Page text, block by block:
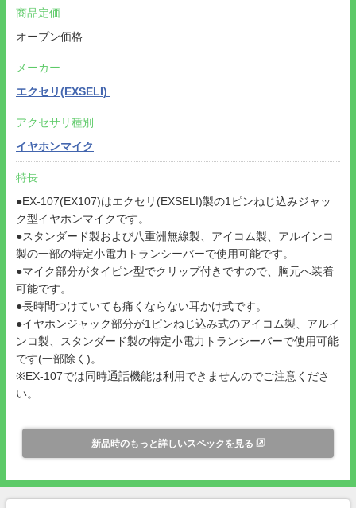
商品定価
オープン価格
メーカー
エクセリ(EXSELI)
アクセサリ種別
イヤホンマイク
特長
●EX-107(EX107)はエクセリ(EXSELI)製の1ピンねじ込みジャッ
ク型イヤホンマイクです。
●スタンダード製および八重洲無線製、アイコム製、アルインコ
製の一部の特定小電力トランシーバーで使用可能です。
●マイク部分がタイピン型でクリップ付きですので、胸元へ装着
可能です。
●長時間つけていても痛くならない耳かけ式です。
●イヤホンジャック部分が1ピンねじ込み式のアイコム製、アルイ
ンコ製、スタンダード製の特定小電力トランシーバーで使用可能
です(一部除く)。
※EX-107では同時通話機能は利用できませんのでご注意くださ
い。
新品時のもっと詳しいスペックを見る